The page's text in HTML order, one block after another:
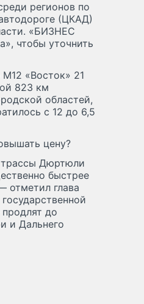
регионов по
(ЦКАД)
«БИЗНЕС
чтобы уточнить
«Восток» 21
823 км
областей,
с 12 до 6,5
цену?
трассы Дюртюли
быстрее
отметил глава
до
и Дальнего